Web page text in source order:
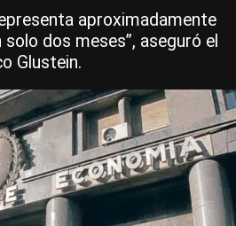
aproximadamente
dos meses”, aseguró el
Glustein.